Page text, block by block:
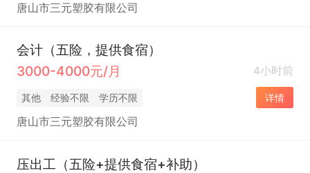
唐山市三元塑胶有限公司
会计（五险，提供食宿）
3000-4000元/月
4小时前
其他 经验不限 学历不限 详情
唐山市三元塑胶有限公司
压出工（五险+提供食宿+补助）